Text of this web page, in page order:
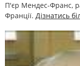
П'єр Мендес-Франс,
Франції. Дізнатись